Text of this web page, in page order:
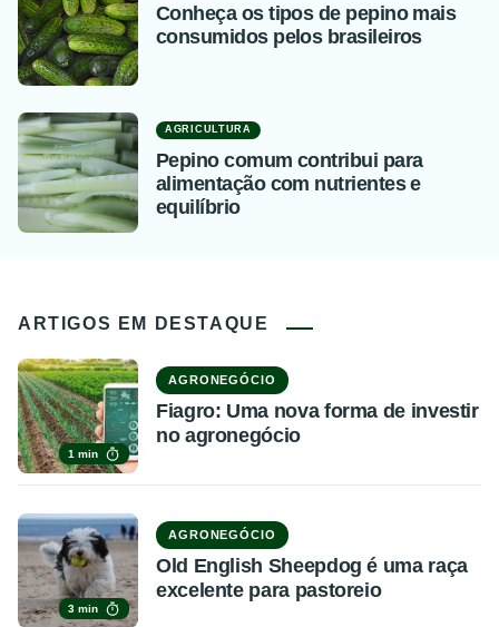
Conheça os tipos de pepino mais
consumidos pelos brasileiros
AGRICULTURA
Pepino comum contribui para
alimentação com nutrientes e
equilíbrio
ARTIGOS EM DESTAQUE
1 min
AGRONEGÓCIO
Fiagro: Uma nova forma de investir
no agronegócio
3 min
AGRONEGÓCIO
Old English Sheepdog é uma raça
excelente para pastoreio